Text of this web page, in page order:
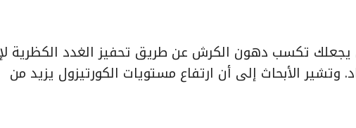
يجعلك تكسب دهون الكرش عن طريق تحفيز الغدد الكظرية
وتشير الأبحاث إلى أن ارتفاع مستويات الكورتيزول يزيد من